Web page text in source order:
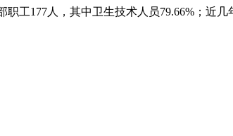
工177人，其中卫生技术人员79.66%；近